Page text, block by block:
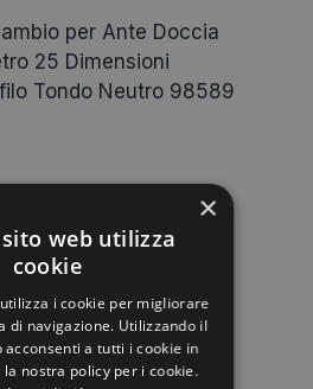
per Ante Doccia
25 Dimensioni
Tondo Neutro 98589
×
web utilizza
cookie
i cookie per migliorare
di navigazione. Utilizzando il
acconsenti a tutti i cookie in
nostra policy per i cookie.